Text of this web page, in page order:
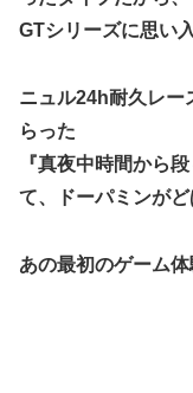
GTシリーズに思い
ニュル24h耐久レー
らった
『真夜中時間から
て、ドーパミンが
あの最初のゲーム